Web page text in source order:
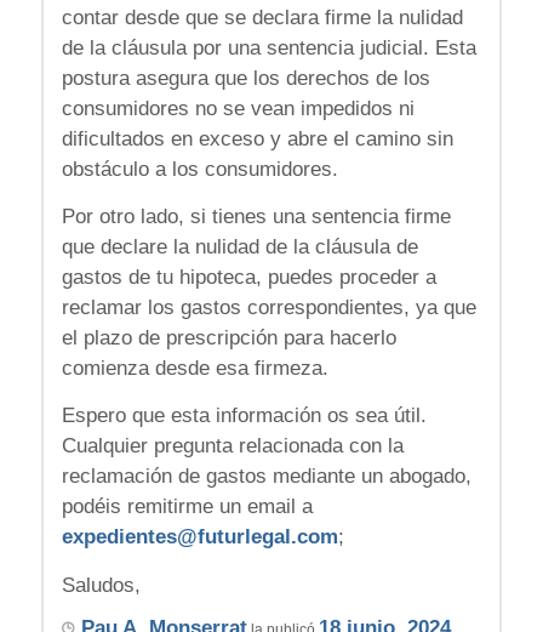
contar desde que se declara firme la nulidad
de la cláusula por una sentencia judicial. Esta
postura asegura que los derechos de los
consumidores no se vean impedidos ni
dificultados en exceso y abre el camino sin
obstáculo a los consumidores.
Por otro lado, si tienes una sentencia firme
que declare la nulidad de la cláusula de
gastos de tu hipoteca, puedes proceder a
reclamar los gastos correspondientes, ya que
el plazo de prescripción para hacerlo
comienza desde esa firmeza.
Espero que esta información os sea útil.
Cualquier pregunta relacionada con la
reclamación de gastos mediante un abogado,
podéis remitirme un email a
expedientes@futurlegal.com;
Saludos,